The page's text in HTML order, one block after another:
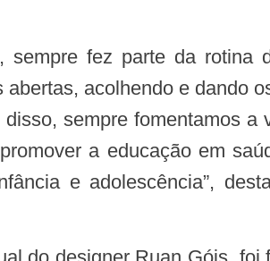
acolhendo e dando
sempre fomentamos a
a educação em
e adolescência”,